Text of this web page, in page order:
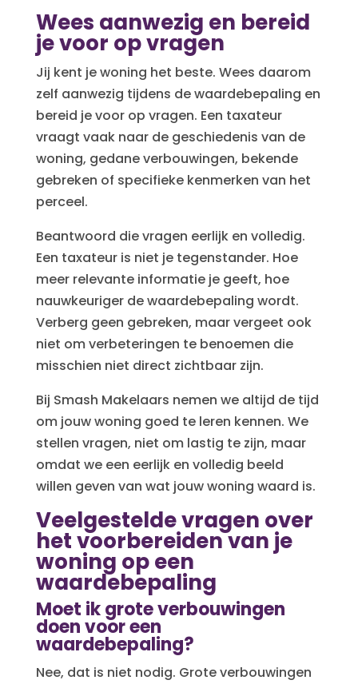
Wees aanwezig en bereid
je voor op vragen
Jij kent je woning het beste. Wees daarom
zelf aanwezig tijdens de waardebepaling en
bereid je voor op vragen. Een taxateur
vraagt vaak naar de geschiedenis van de
woning, gedane verbouwingen, bekende
gebreken of specifieke kenmerken van het
perceel.
Beantwoord die vragen eerlijk en volledig.
Een taxateur is niet je tegenstander. Hoe
meer relevante informatie je geeft, hoe
nauwkeuriger de waardebepaling wordt.
Verberg geen gebreken, maar vergeet ook
niet om verbeteringen te benoemen die
misschien niet direct zichtbaar zijn.
Bij Smash Makelaars nemen we altijd de tijd
om jouw woning goed te leren kennen. We
stellen vragen, niet om lastig te zijn, maar
omdat we een eerlijk en volledig beeld
willen geven van wat jouw woning waard is.
Veelgestelde vragen over
het voorbereiden van je
woning op een
waardebepaling
Moet ik grote verbouwingen
doen voor een
waardebepaling?
Nee, dat is niet nodig. Grote verbouwingen